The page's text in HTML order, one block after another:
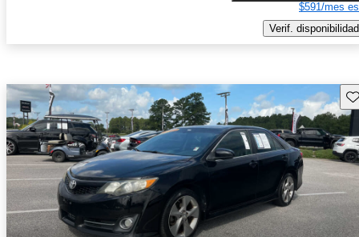
$591/mes
Verif. disponibilidad